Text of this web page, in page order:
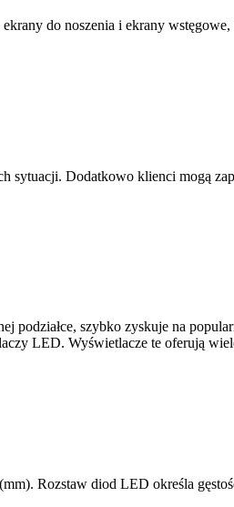
do noszenia i ekrany wstęgowe,
sytuacji. Dodatkowo klienci mogą
podziałce, szybko zyskuje na
LED. Wyświetlacze te oferują
Rozstaw diod LED określa